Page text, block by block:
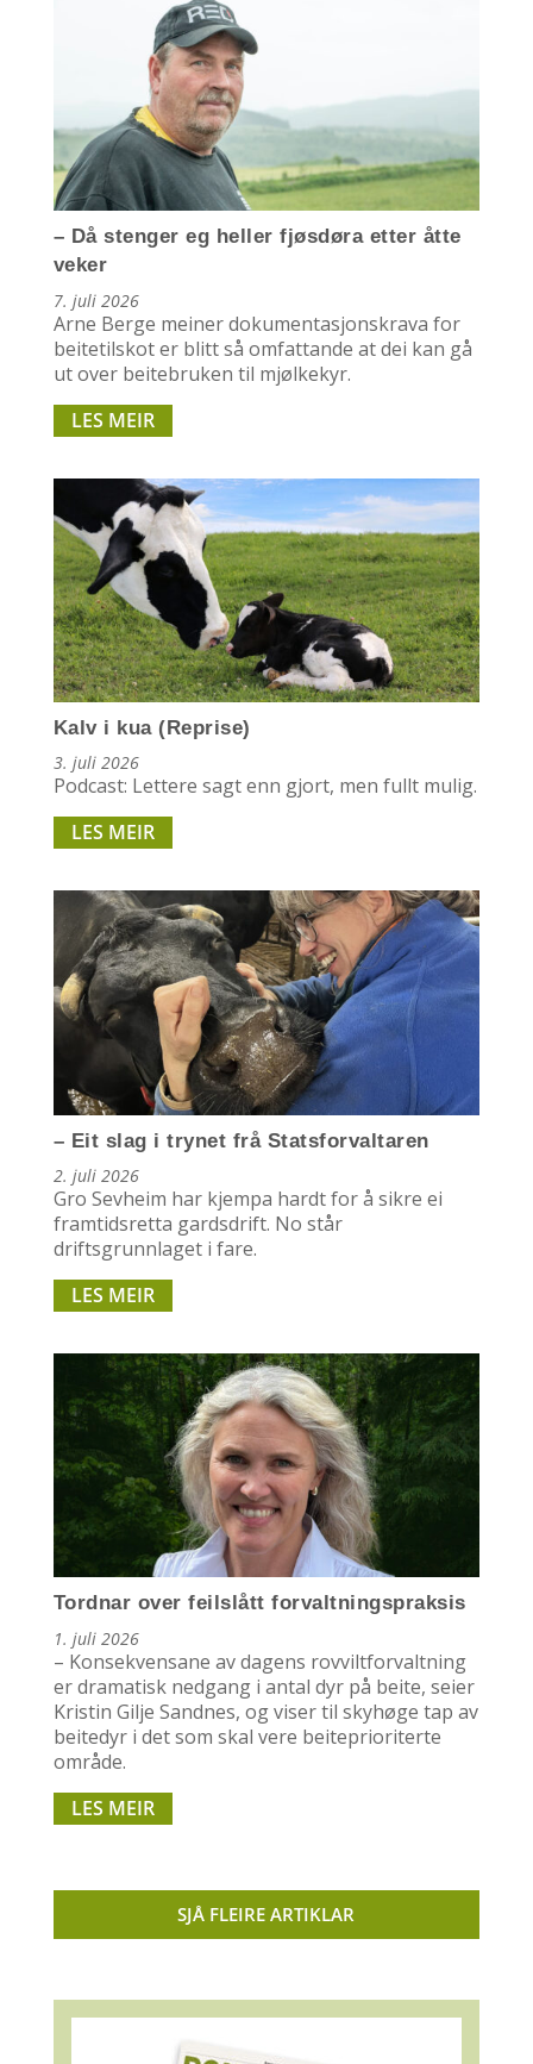
– Då stenger eg heller fjøsdøra etter åtte
veker
7. juli 2026
Arne Berge meiner dokumentasjonskrava for
beitetilskot er blitt så omfattande at dei kan gå
ut over beitebruken til mjølkekyr.
LES MEIR
Kalv i kua (Reprise)
3. juli 2026
Podcast: Lettere sagt enn gjort, men fullt mulig.
LES MEIR
– Eit slag i trynet frå Statsforvaltaren
2. juli 2026
Gro Sevheim har kjempa hardt for å sikre ei
framtidsretta gardsdrift. No står
driftsgrunnlaget i fare.
LES MEIR
Tordnar over feilslått forvaltningspraksis
1. juli 2026
– Konsekvensane av dagens rovviltforvaltning
er dramatisk nedgang i antal dyr på beite, seier
Kristin Gilje Sandnes, og viser til skyhøge tap av
beitedyr i det som skal vere beiteprioriterte
område.
LES MEIR
SJÅ FLEIRE ARTIKLAR